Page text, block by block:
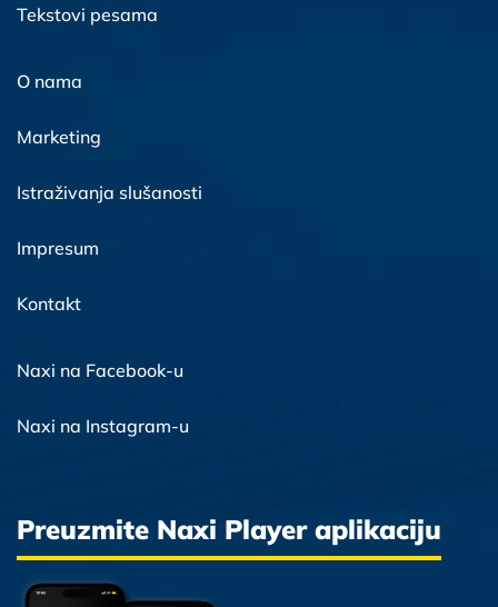
Tekstovi pesama
O nama
Marketing
Istraživanja slušanosti
Impresum
Kontakt
Naxi na Facebook-u
Naxi na Instagram-u
Preuzmite Naxi Player aplikaciju